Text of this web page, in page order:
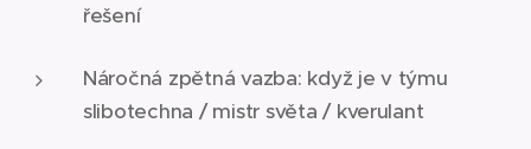
řešení
Náročná zpětná vazba: když je v týmu
slibotechna / mistr světa / kverulant